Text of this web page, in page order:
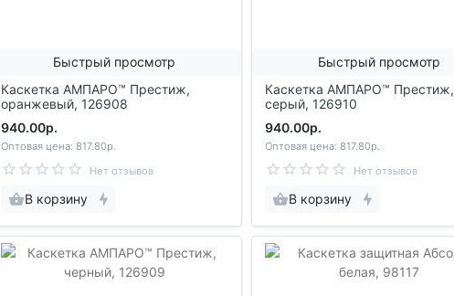
Быстрый просмотр
Каскетка АМПАРО™ Престиж,
оранжевый, 126908
940.00р.
Оптовая цена: 817.80р.
Нет отзывов
В корзину
Быстрый просмотр
Каскетка АМПАРО™ Престиж,
серый, 126910
940.00р.
Оптовая цена: 817.80р.
Нет отзывов
В корзину